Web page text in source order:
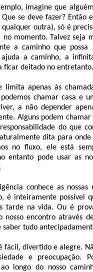
imagine que
Que se deve fazer?
outra), só é
no momento. Talvez
a caminho que
ajuda a caminho, a
ficar deitado no entretanto.
limita apenas às
chamar casa e
a não depender
Alguns podem
do que
dita para
no fluxo, ele está
entanto pode usar as
conhece as nossas
é inteiramente possível
tarde na vida. Ou é
nosso encontro através
saber tudo
fácil, divertido e alegre.
e preocupação.
ao longo do nosso